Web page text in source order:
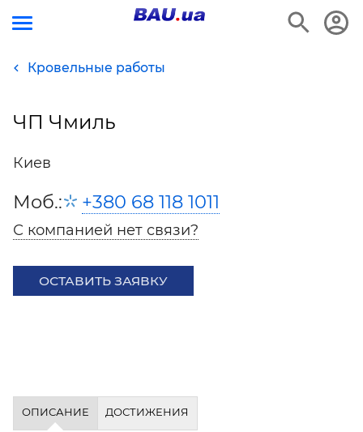
Кровельные работы
ЧП Чмиль
Киев
Моб.: +380 68 118 1011
С компанией нет связи?
ОСТАВИТЬ ЗАЯВКУ
ОПИСАНИЕ ДОСТИЖЕНИЯ